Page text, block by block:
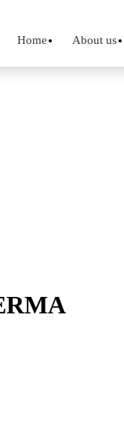
Home About us